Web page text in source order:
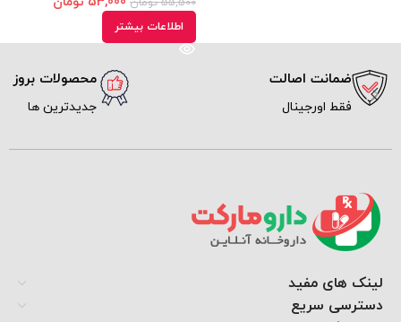
اطلاعات بیشتر
محصولات بروز
جدیدترین ها پیک
لینک های مفید
دسترسی سریع